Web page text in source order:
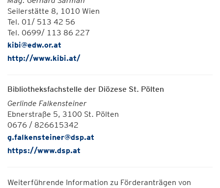
Seilerstätte 8, 1010 Wien
Tel. 01/ 513 42 56
Tel. 0699/ 113 86 227
kibi@edw.or.at
http://www.kibi.at/
Bibliotheksfachstelle der Diözese St. Pölten
Gerlinde Falkensteiner
Ebnerstraße 5, 3100 St. Pölten
0676 / 826615342
g.falkensteiner@dsp.at
https://www.dsp.at
Weiterführende Information zu Förderanträgen von